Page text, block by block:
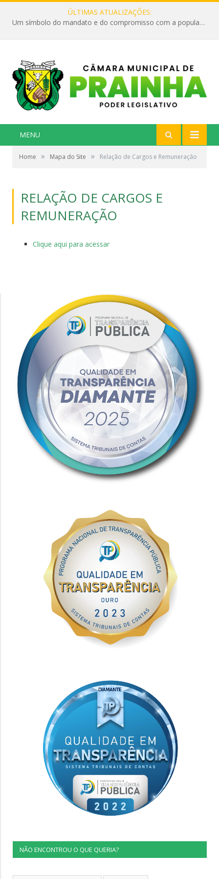
ÚLTIMAS ATUALIZAÇÕES:
Um símbolo do mandato e do compromisso com a população
MENU
Home » Mapa do Site » Relação de Cargos e Remuneração
RELAÇÃO DE CARGOS E
REMUNERAÇÃO
Clique aqui para acessar
NÃO ENCONTROU O QUE QUERIA?